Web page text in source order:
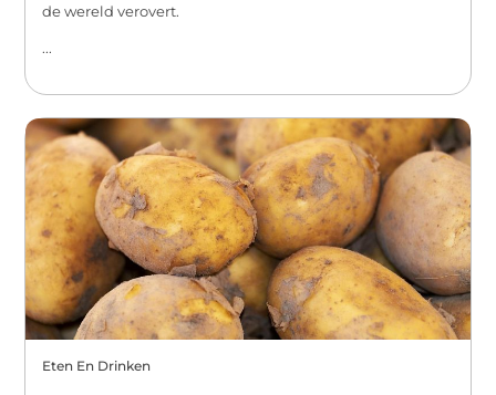
de wereld verovert.
...
Eten En Drinken